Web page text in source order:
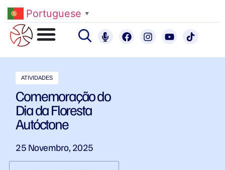
Portuguese ▼
ATIVIDADES
Comemoração do
Dia da Floresta
Autóctone
25 Novembro, 2025